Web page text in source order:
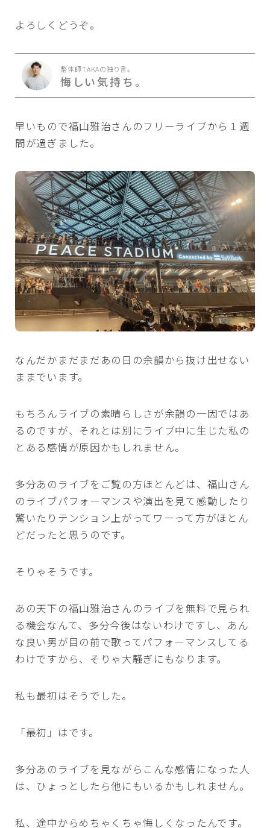
よろしくどうぞ。
整体師TAKAの独り言。
悔しい気持ち。
早いもので福山雅治さんのフリーライブから１週
間が過ぎました。
なんだかまだまだあの日の余韻から抜け出せない
ままでいます。
もちろんライブの素晴らしさが余韻の一因ではあ
るのですが、それとは別にライブ中に生じた私の
とある感情が原因かもしれません。
多分あのライブをご覧の方ほとんどは、福山さん
のライブパフォーマンスや演出を見て感動したり
驚いたりテンション上がってワーって方がほとん
どだったと思うのです。
そりゃそうです。
あの天下の福山雅治さんのライブを無料で見られ
る機会なんて、多分今後はないわけですし、あん
な良い男が目の前で歌ってパフォーマンスしてる
わけですから、そりゃ大騒ぎにもなります。
私も最初はそうでした。
「最初」はです。
多分あのライブを見ながらこんな感情になった人
は、ひょっとしたら他にもいるかもしれません。
私、途中からめちゃくちゃ悔しくなったんです。